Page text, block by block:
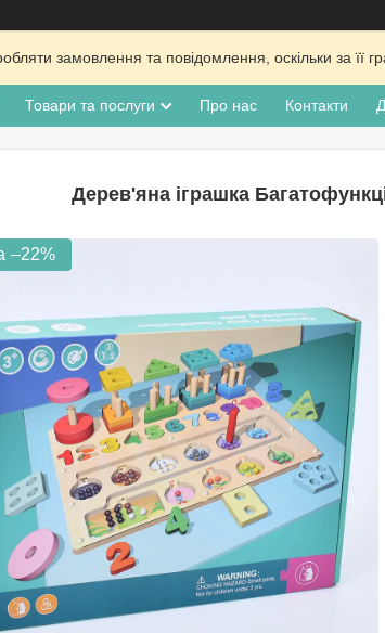
замовлення та повідомлення, оскільки за
Товари та послуги Про нас Контакти
Дерев'яна іграшка
–22%